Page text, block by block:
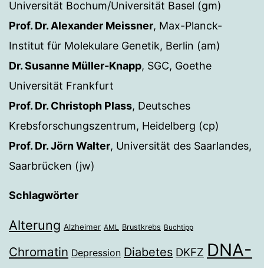
Universität Bochum/Universität Basel (gm)
Prof. Dr. Alexander Meissner, Max-Planck-
Institut für Molekulare Genetik, Berlin (am)
Dr. Susanne Müller-Knapp, SGC, Goethe
Universität Frankfurt
Prof. Dr. Christoph Plass, Deutsches
Krebsforschungszentrum, Heidelberg (cp)
Prof. Dr. Jörn Walter, Universität des Saarlandes,
Saarbrücken (jw)
Schlagwörter
Alterung Alzheimer AML Brustkrebs Buchtipp
Chromatin Depression Diabetes DKFZ DNA-